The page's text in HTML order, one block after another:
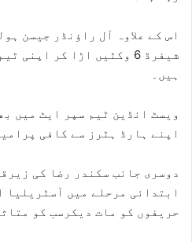
شیفرڈ 6 وکٹیں اڑا کر
ہیں۔
ویسٹ انڈین ٹیم سپر ایٹ میں
اپنے ہارڈ ہٹرز سے کافی
دوسری جانب سکندر رضا کی
ابتدائی مرحلے میں آسٹریلیا
حریفوں کو مات دیکرسب کو